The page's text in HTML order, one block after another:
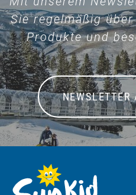
Sie regelmäßig
Produkte und
NEWSLETTER